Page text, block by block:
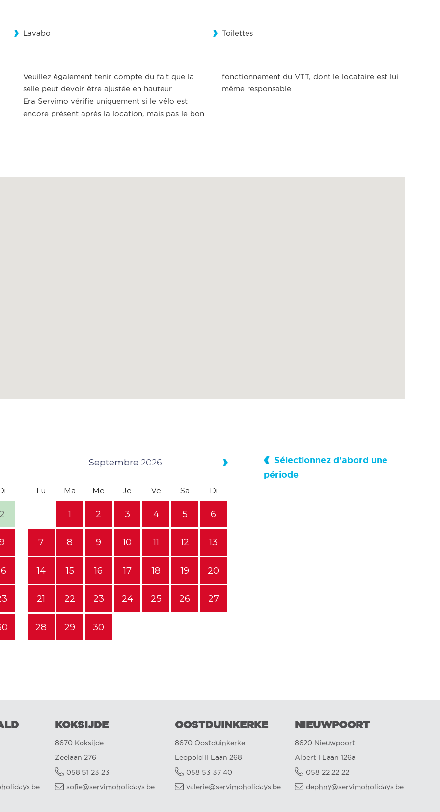
Lavabo Toilettes
Veuillez également tenir compte du fait que la
selle peut devoir être ajustée en hauteur.
Era Servimo vérifie uniquement si le vélo est
encore présent après la location, mais pas le bon
fonctionnement du VTT, dont le locataire est lui-
même responsable.
Septembre 2026
Lu Ma Me Je Ve Sa Di
1 2 3 4 5 6
7 8 9 10 11 12 13
14 15 16 17 18 19 20
21 22 23 24 25 26 27
28 29 30
Sélectionnez d'abord une
période
KOKSIJDE
8670 Koksijde
Zeelaan 276
058 51 23 23
sofie@servimoholidays.be
OOSTDUINKERKE
8670 Oostduinkerke
Leopold II Laan 268
058 53 37 40
valerie@servimoholidays.be
NIEUWPOORT
8620 Nieuwpoort
Albert I Laan 126a
058 22 22 22
dephny@servimoholidays.be